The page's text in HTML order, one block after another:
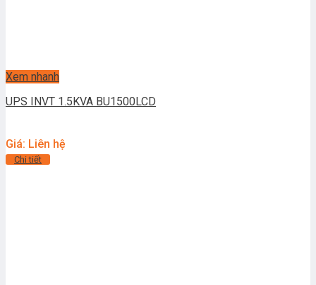
Xem nhanh
UPS INVT 1.5KVA BU1500LCD
Giá: Liên hệ
Chi tiết